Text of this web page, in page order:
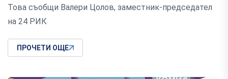
Това съобщи Валери Цолов, заместник-председател
на 24 РИК
ПРОЧЕТИ ОЩЕ